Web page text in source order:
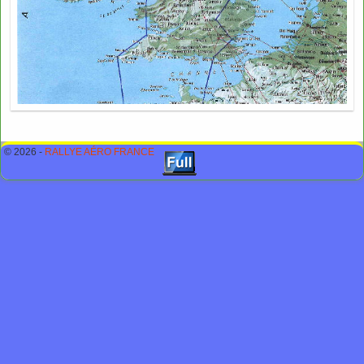
© 2026 - RALLYE AÉRO FRANCE